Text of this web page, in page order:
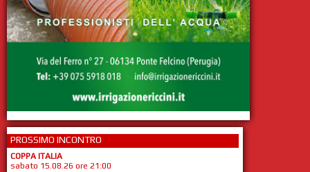
PROSSIMO INCONTRO
COPPA ITALIA
sabato 15.08.26 ore 21:00